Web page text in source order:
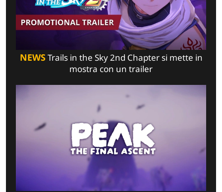
NEWSTrails in the Sky 2nd Chapter si mette in
mostra con un trailer